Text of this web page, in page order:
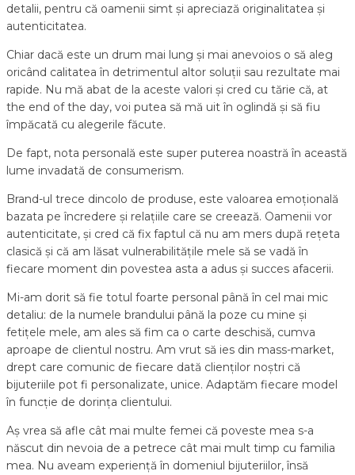
detalii, pentru că oamenii simt și apreciază originalitatea și
autenticitatea.
Chiar dacă este un drum mai lung și mai anevoios o să aleg
oricând calitatea în detrimentul altor soluții sau rezultate mai
rapide. Nu mă abat de la aceste valori și cred cu tărie că, at
the end of the day, voi putea să mă uit în oglindă și să fiu
împăcată cu alegerile făcute.
De fapt, nota personală este super puterea noastră în această
lume invadată de consumerism.
Brand-ul trece dincolo de produse, este valoarea emoțională
bazata pe încredere și relațiile care se creează. Oamenii vor
autenticitate, și cred că fix faptul că nu am mers după rețeta
clasică și că am lăsat vulnerabilitățile mele să se vadă în
fiecare moment din povestea asta a adus și succes afacerii.
Mi-am dorit să fie totul foarte personal până în cel mai mic
detaliu: de la numele brandului până la poze cu mine și
fetițele mele, am ales să fim ca o carte deschisă, cumva
aproape de clientul nostru. Am vrut să ies din mass-market,
drept care comunic de fiecare dată clienților noștri că
bijuteriile pot fi personalizate, unice. Adaptăm fiecare model
în funcție de dorința clientului.
Aș vrea să afle cât mai multe femei că poveste mea s-a
născut din nevoia de a petrece cât mai mult timp cu familia
mea. Nu aveam experiență în domeniul bijuteriilor, însă